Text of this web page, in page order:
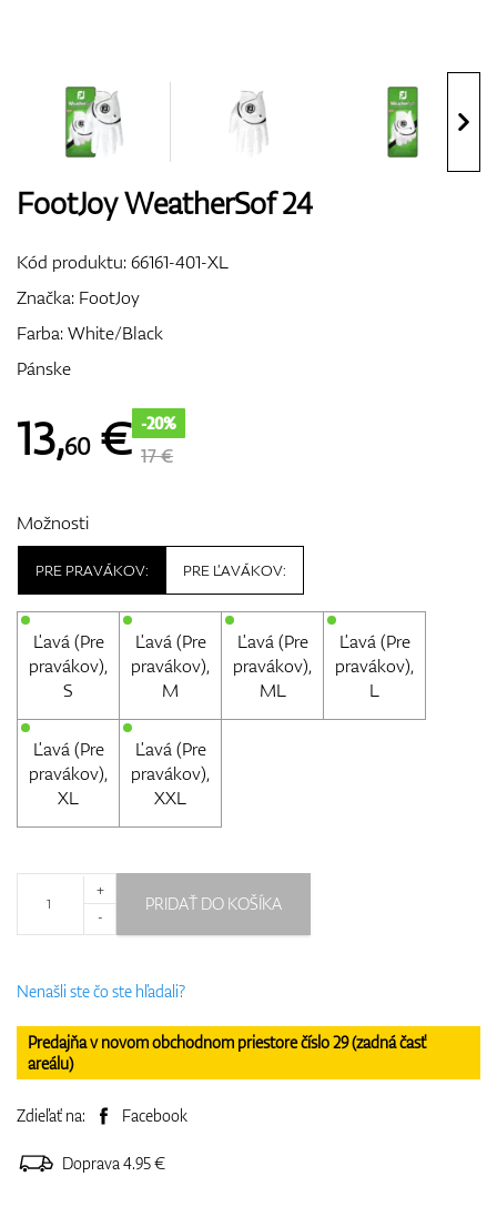
Bagy
Darčekové poukážky
FootJoy WeatherSof 24
Kód produktu:66161-401-XL
Značka: FootJoy
Farba: White/Black
Pánske
13,60€ -20%
17 €
Možnosti
PRE PRAVÁKOV:
Ľavá (Pre
pravákov),
S
Ľavá (Pre
pravákov),
M
Ľavá (Pre
pravákov),
ML
Ľavá (Pre
pravákov),
L
Ľavá (Pre
pravákov),
XL
Ľavá (Pre
pravákov),
XXL
PRE ĽAVÁKOV:
+
-
PRIDAŤ DO KOŠÍKA
Nenašli ste čo ste hľadali?
Predajňa v novom obchodnom priestore číslo 29 (zadná časť
areálu)
Zdieľať na: Facebook
Doprava 4.95 €